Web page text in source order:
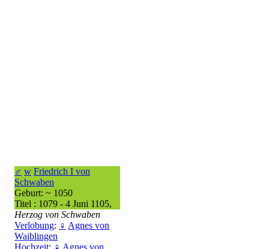
♂ w Friedrich I von
Schwaben
Geburt: ~ 1050
Titel : 1079 - 4 Juni 1105,
Herzog von Schwaben
Verlobung: ♀ Agnes von
Waiblingen
Hochzeit: ♀ Agnes von